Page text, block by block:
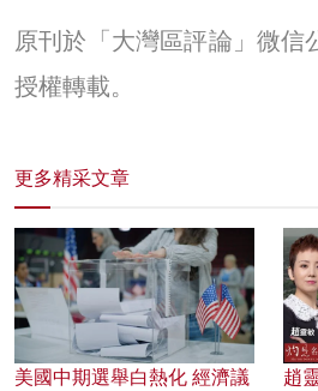
原刊於「大灣區評論」微信
授權轉載。
更多精采文章
美國中期選舉白熱化 經濟議
趙